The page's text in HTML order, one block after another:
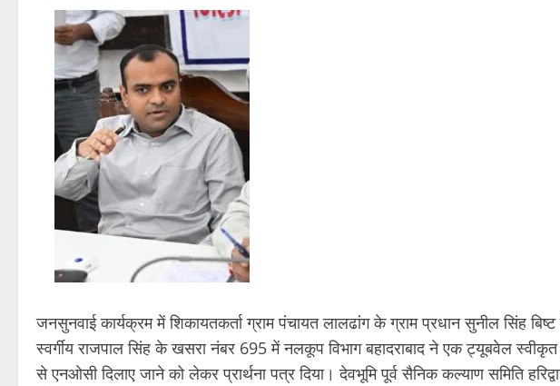
जनसुनवाई कार्यक्रम में शिकायतकर्ता ग्राम पंचायत लालढांग के ग्राम प्रधान सुनील सिंह
स्वर्गीय राजपाल सिंह के खसरा नंबर 695 में नलकूप विभाग बहादराबाद ने एक ट्यूबवेल
से एनओसी दिलाए जाने को लेकर प्रार्थना पत्र दिया। देवभूमि पूर्व सैनिक कल्याण समिति